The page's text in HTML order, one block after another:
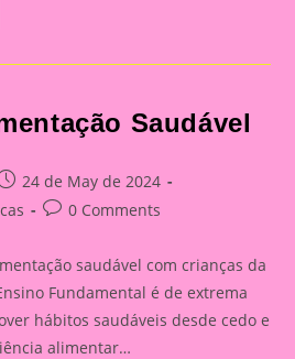
Saudável
24 de May de 2024
Post0 Comments
saudável com crianças da
Fundamental é de extrema
hábitos saudáveis desde cedo e
alimentar…